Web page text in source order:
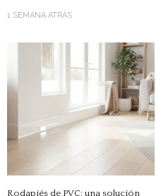
1 SEMANA ATRÁS
Rodapiés de PVC: una solución